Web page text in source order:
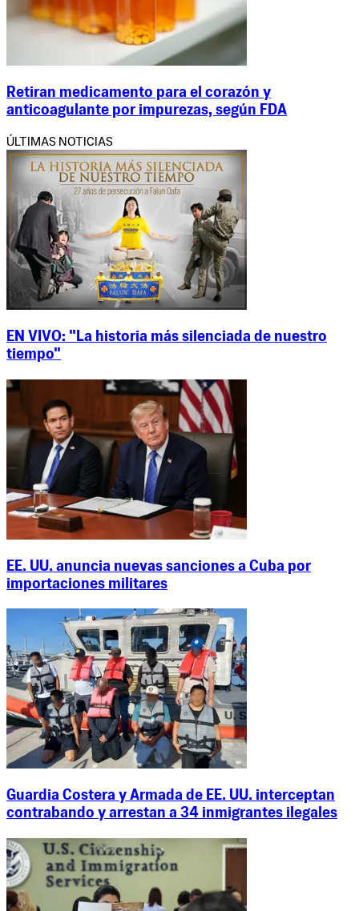
Retiran medicamento para el corazón y
anticoagulante por impurezas, según FDA
ÚLTIMAS NOTICIAS
EN VIVO: "La historia más silenciada de nuestro
tiempo"
EE. UU. anuncia nuevas sanciones a Cuba por
importaciones militares
Guardia Costera y Armada de EE. UU. interceptan
contrabando y arrestan a 34 inmigrantes ilegales